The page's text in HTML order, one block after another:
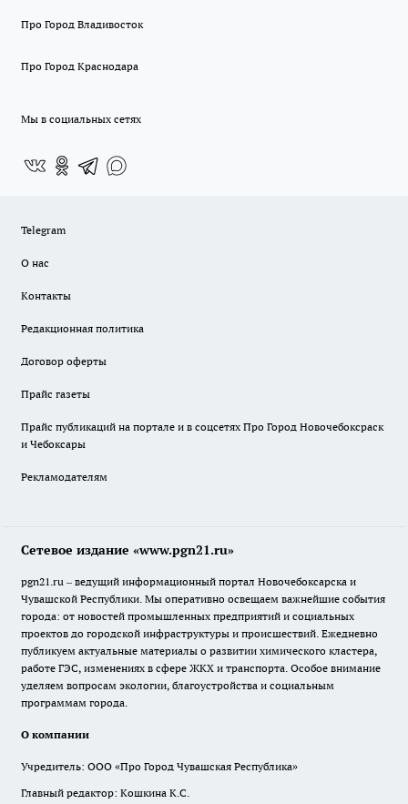
Про Город Владивосток
Про Город Краснодара
Мы в социальных сетях
Telegram
О нас
Контакты
Редакционная политика
Договор оферты
Прайс газеты
Прайс публикаций на портале и в соцсетях Про Город Новочебоксраск
и Чебоксары
Рекламодателям
Сетевое издание «www.pgn21.ru»
pgn21.ru – ведущий информационный портал Новочебоксарска и
Чувашской Республики. Мы оперативно освещаем важнейшие события
города: от новостей промышленных предприятий и социальных
проектов до городской инфраструктуры и происшествий. Ежедневно
публикуем актуальные материалы о развитии химического кластера,
работе ГЭС, изменениях в сфере ЖКХ и транспорта. Особое внимание
уделяем вопросам экологии, благоустройства и социальным
программам города.
О компании
Учредитель: ООО «Про Город Чувашская Республика»
Главный редактор: Кошкина К.С.